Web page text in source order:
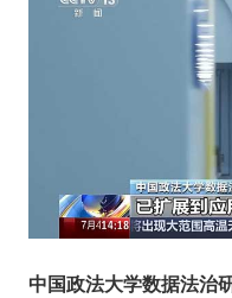
中国政法大学数据法治